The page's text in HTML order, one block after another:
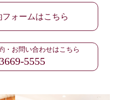
フォームはこちら
・お問い合わせはこちら
5555